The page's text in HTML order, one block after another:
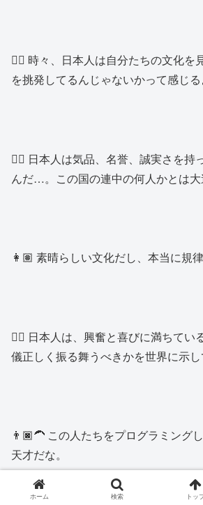
👱‍♂️ 時々、日本人は自分たちの文化を
を挑発してるんじゃないかって感じる
👱‍♂️ 日本人は気品、名誉、誠実さを持
んだ…。この国の連中の何人かとは大
👩🏽 素晴らしい文化だし、本当に規
👱‍♂️ 日本人は、興奮と喜びに満ちてい
儀正しく振る舞うべきかを世界に示し
👨🏿‍🦱 この人たちをプログラミング
天才だな。
ホーム 検索 トッ